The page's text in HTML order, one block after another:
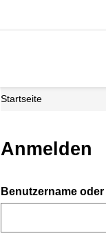
Startseite
Anmelden
Benutzername